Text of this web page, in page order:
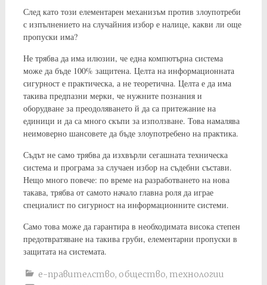
След като този елементарен механизъм против злоупотреби
с изпълнението на случайния избор е налице, какви ли още
пропуски има?
Не трябва да има илюзии, че една компютърна система
може да бъде 100% защитена. Целта на информационната
сигурност е практическа, а не теоретична. Целта е да има
такива предпазни мерки, че нужните познания и
оборудване за преодоляването й да са притежание на
единици и да са много скъпи за използване. Това намалява
неимоверно шансовете да бъде злоупотребено на практика.
Съдът не само трябва да изхвърли сегашната техническа
система и програма за случаен избор на съдебни състави.
Нещо много повече: по време на разработването на нова
такава, трябва от самото начало главна роля да играе
специалист по сигурност на информационните системи.
Само това може да гарантира в необходимата висока степен
предотвратяване на такива груби, елементарни пропуски в
защитата на системата.
е-правителство, общество, технологии